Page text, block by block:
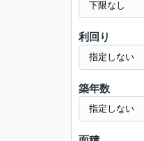
利回り
築年数